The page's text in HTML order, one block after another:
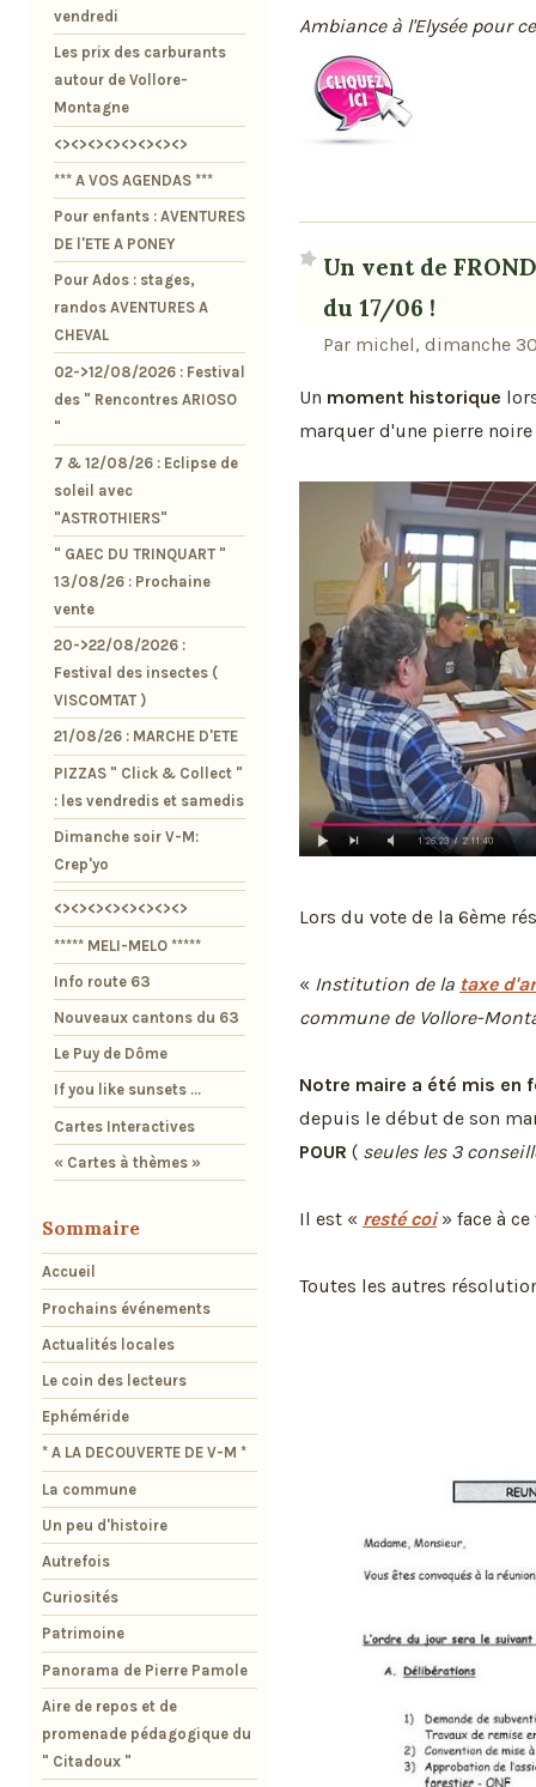
Ambiance à l'Elysée pour
Un vent de
du 17/06 !
Par michel, dimanche
Un moment historique
marquer d'une pierre
Lors du vote de la 6ème
« Institution de la taxe
commune de Vollore-
Notre maire a été mis en
depuis le début de son
POUR ( seules les 3
Il est « resté coi» face à ce
Toutes les autres
vendredi
Les prix des carburants
autour de Vollore-
Montagne
<><><><><><><><>
*** A VOS AGENDAS ***
Pour enfants : AVENTURES
DE l'ETE A PONEY
Pour Ados : stages,
randos AVENTURES A
CHEVAL
02->12/08/2026 : Festival
des " Rencontres ARIOSO
"
7 & 12/08/26 : Eclipse de
soleil avec
"ASTROTHIERS"
" GAEC DU TRINQUART "
13/08/26 : Prochaine
vente
20->22/08/2026 :
Festival des insectes (
VISCOMTAT )
21/08/26 : MARCHE D'ETE
PIZZAS " Click & Collect "
: les vendredis et samedis
Dimanche soir V-M:
Crep'yo
<><><><><><><><>
***** MELI-MELO *****
Info route 63
Nouveaux cantons du 63
Le Puy de Dôme
If you like sunsets ...
Cartes Interactives
« Cartes à thèmes »
Sommaire
Accueil
Prochains événements
Actualités locales
Le coin des lecteurs
Ephéméride
* A LA DECOUVERTE DE V-M *
La commune
Un peu d'histoire
Autrefois
Curiosités
Patrimoine
Panorama de Pierre Pamole
Aire de repos et de
promenade pédagogique du
" Citadoux "